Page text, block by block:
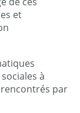
et
à
par